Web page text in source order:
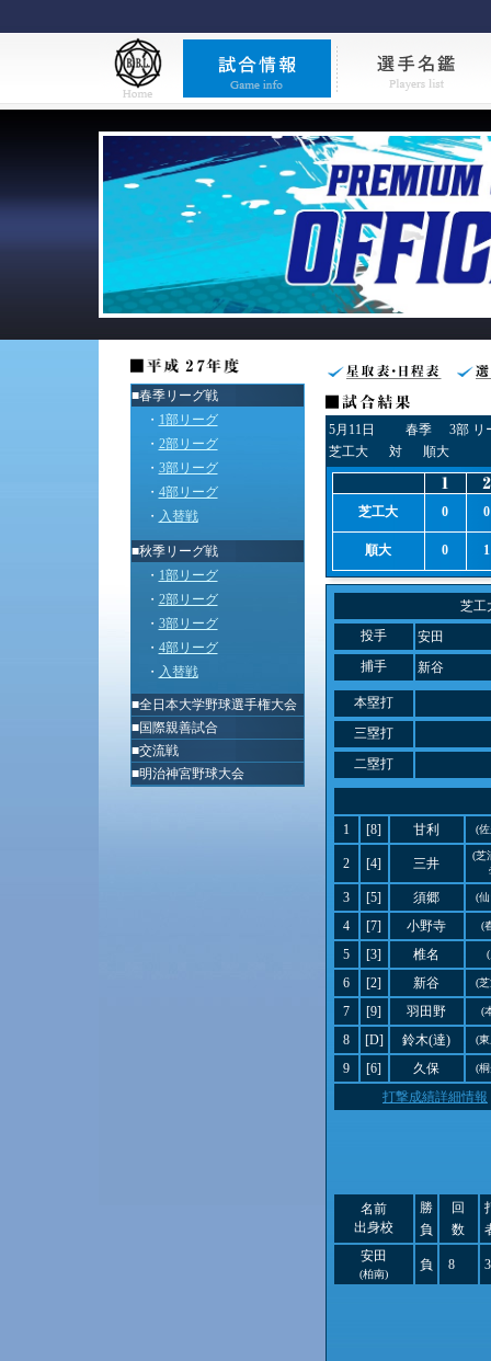
■春季リーグ戦
・ 1部リーグ
・ 2部リーグ
・ 3部リーグ
・ 4部リーグ
・ 入替戦
■秋季リーグ戦
・ 1部リーグ
・ 2部リーグ
・ 3部リーグ
・ 4部リーグ
・ 入替戦
■全日本大学野球選手権大会
■国際親善試合
■交流戦
■明治神宮野球大会
5月11日 春季
3部 リ
芝工大
対 順大
芝工大 0 0
順大 0 1
芝工
投手
安田
捕手
新谷
本塁打
三塁打
二塁打
1 [8] 甘利 (
2 [4] 三井
(芝
3 [5] 須郷 (
4 [7] 小野寺 (
5 [3] 椎名
6 [2] 新谷 (
7 [9] 羽田野 (
8 [D] 鈴木(達) (
9 [6] 久保 (
打撃成績詳細情報
名前
出身校
勝
負
回
数
安田
(柏南)
負 8